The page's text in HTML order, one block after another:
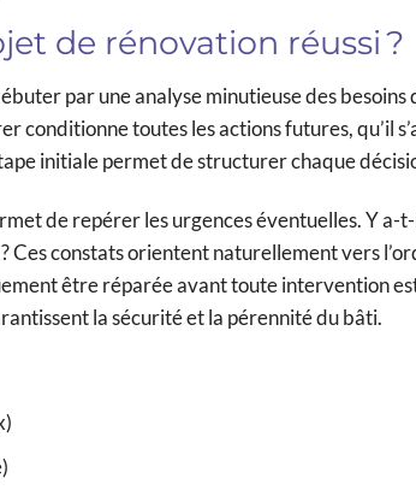
de rénovation réussi ?
par une analyse minutieuse des besoins
toutes les actions futures, qu’il
initiale permet de structurer chaque
de repérer les urgences éventuelles. Y a-
? Ces constats orientent naturellement vers
être réparée avant toute intervention
la sécurité et la pérennité du bâti.